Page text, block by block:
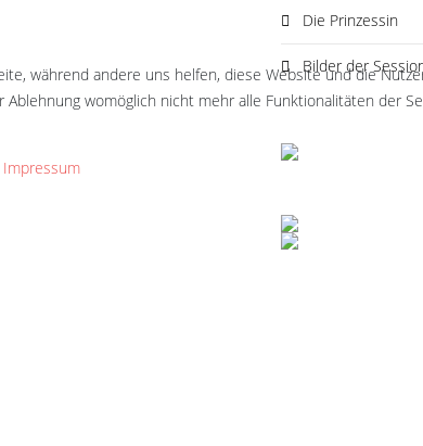
Die Prinzessin
Bilder der
während andere uns helfen, diese Website und die
womöglich nicht mehr alle Funktionalitäten der
Impressum